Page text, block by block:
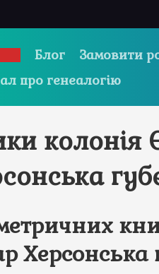
Блог
Замовити
про генеалогію
колонія
Херсонська